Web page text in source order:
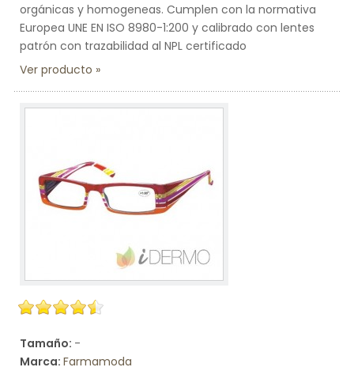
orgánicas y homogeneas. Cumplen con la normativa
Europea UNE EN ISO 8980-1:200 y calibrado con lentes
patrón con trazabilidad al NPL certificado
Ver producto
Tamaño: -
Marca: Farmamoda